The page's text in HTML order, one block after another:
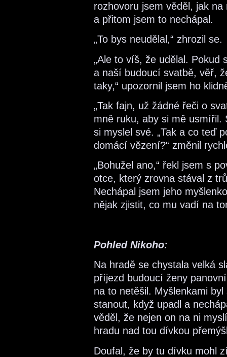
rozhovoru jsem věděl, jak
a přitom jsem to nechápal.
„To bys neudělal,“ zhrozil se.
„Ale to víš, že udělal. Pokud
a naší budoucí svatbě, věř,
taky,“ upozornil jsem ho
„Tak fajn, už žádné řeči o
mně ruku, aby si mě usmířil.
si myslel své. „Tak a co teď
domácí vězení?“ změnil
„Bohužel ano,“ řekl jsem s
otce, který zrovna stával z
Nechápal jsem jeho
nějak zjistit, co mu vadí na
Pohled Nikoho:
Na hradě se chystala velká
příjezd budoucí ženy
na to netěšil. Myšlenkami
stanout, když upadl a
věděl, že nejen on na ni
hradu nad tou dívkou
Doufal, že by tu dívku mohl